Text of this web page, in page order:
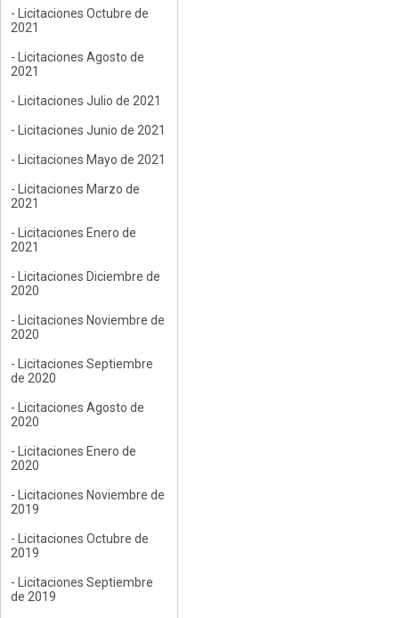
- Licitaciones Octubre de
2021
- Licitaciones Agosto de
2021
- Licitaciones Julio de 2021
- Licitaciones Junio de 2021
- Licitaciones Mayo de 2021
- Licitaciones Marzo de
2021
- Licitaciones Enero de
2021
- Licitaciones Diciembre de
2020
- Licitaciones Noviembre de
2020
- Licitaciones Septiembre
de 2020
- Licitaciones Agosto de
2020
- Licitaciones Enero de
2020
- Licitaciones Noviembre de
2019
- Licitaciones Octubre de
2019
- Licitaciones Septiembre
de 2019